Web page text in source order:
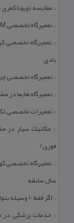
:: مقایسه تویوتا
:: تعمیرگاه تخصصی SWM در مشهد | تعمیر موتور، گیربكس و عیب‌یابی برق
:: تعمیرگاه تخصصی
بادی
:: تعمیرگاه تخصصی چری در مشهد | ۱۰
:: تعمیرگاه هایما
:: تعمیرات تخصصی
:: مكانیك سیار
فوری)
::
سال سابقه
:: اگر فقط 10 وسیله بتوانید بخرید، اولویت با كدام تجهیزات است؟
:: خدمات پزشكی در